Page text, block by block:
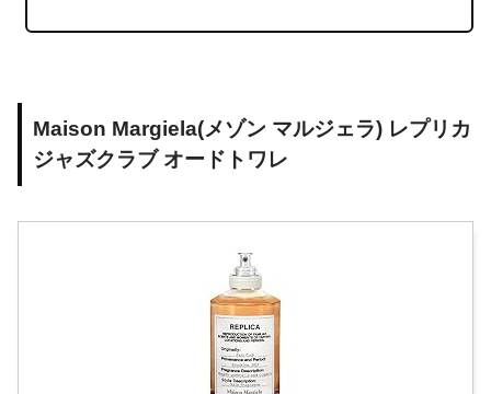
Maison Margiela(メゾン マルジェラ) レプリカ
ジャズクラブ オードトワレ